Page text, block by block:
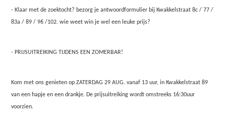
- Klaar met de zoektocht? bezorg je antwoordformulier bij Kwakkelstraat 8c / 77 /
83a / 89 / 96 /102. wie weet win je wel een leuke prijs?
- PRIJSUITREIKING TIJDENS EEN ZOMERBAR!
Kom met ons genieten op ZATERDAG 29 AUG. vanaf 13 uur, in Kwakkelstraat 89
van een hapje en een drankje. De prijsuitreiking wordt omstreeks 16:30uur
voorzien.